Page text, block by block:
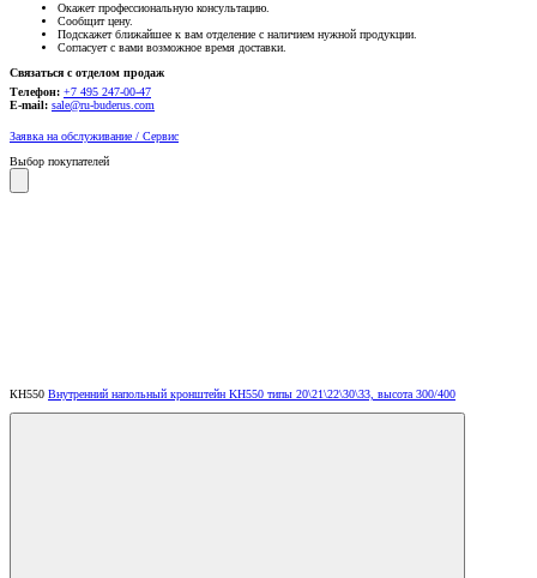
Окажет профессиональную консультацию.
Сообщит цену.
Подскажет ближайшее к вам отделение с наличием нужной продукции.
Согласует с вами возможное время доставки.
Связаться с отделом продаж
Телефон: +7 495 247-00-47
E-mail: sale@ru-buderus.com
Заявка на обслуживание / Сервис
Выбор покупателей
КН550 Внутренний напольный кронштейн KH550 типы 20\21\22\30\33, высота 300/400